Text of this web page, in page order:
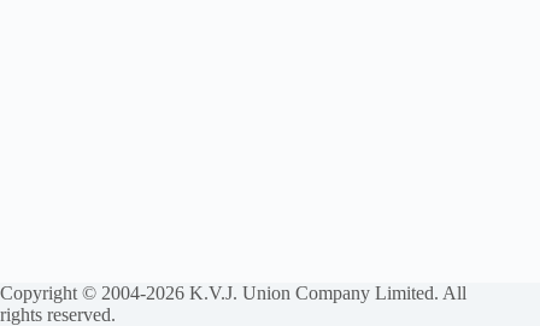
Copyright © 2004-2026 K.V.J. Union Company Limited. All
rights reserved.